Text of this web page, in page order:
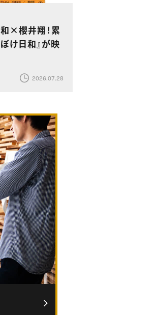
×櫻井翔！累
け日和』が映
2026.07.28